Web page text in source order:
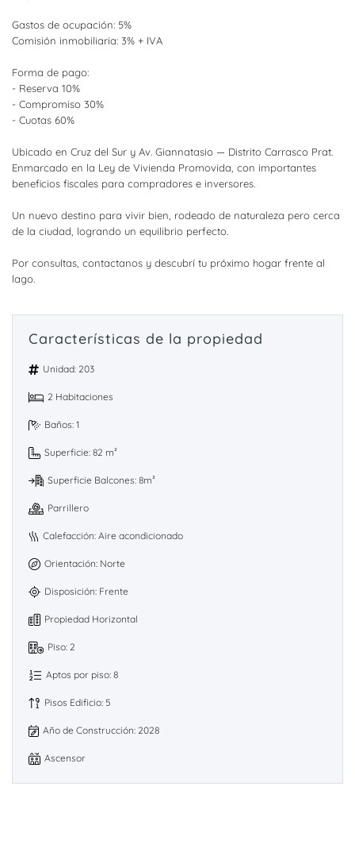
Gastos de ocupación: 5%
Comisión inmobiliaria: 3% + IVA
Forma de pago:
- Reserva 10%
- Compromiso 30%
- Cuotas 60%
Ubicado en Cruz del Sur y Av. Giannatasio — Distrito Carrasco Prat.
Enmarcado en la Ley de Vivienda Promovida, con importantes
beneficios fiscales para compradores e inversores.
Un nuevo destino para vivir bien, rodeado de naturaleza pero cerca
de la ciudad, logrando un equilibrio perfecto.
Por consultas, contactanos y descubrí tu próximo hogar frente al
lago.
Características de la propiedad
Unidad: 203
2 Habitaciones
Baños: 1
Superficie: 82 m²
Superficie Balcones: 8m²
Parrillero
Calefacción: Aire acondicionado
Orientación: Norte
Disposición: Frente
Propiedad Horizontal
Piso: 2
Aptos por piso: 8
Pisos Edificio: 5
Año de Construcción: 2028
Ascensor